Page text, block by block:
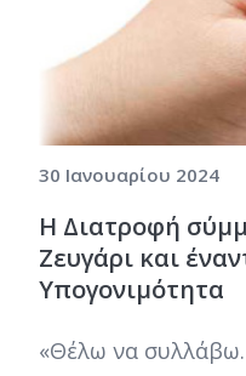
30 Ιανουαρίου 2024
Η Διατροφή
Ζευγάρι και
Υπογονιμότητα
«Θέλω να